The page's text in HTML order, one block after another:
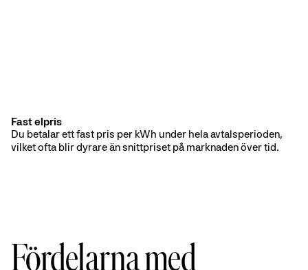
Fast elavtal
Fast elpris
Du betalar ett fast pris per kWh under hela avtalsperioden,
vilket ofta blir dyrare än snittpriset på marknaden över tid.
Fördelarna med